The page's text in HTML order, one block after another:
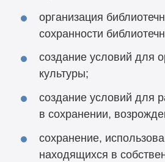
организация
сохранности
создание условий для
культуры;
создание условий для
в сохранении,
сохранение,
находящихся в